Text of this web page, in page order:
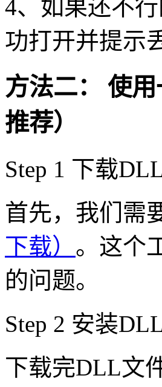
4、如果还不
功打开并提示
方法二： 使
推荐）
Step 1 下载
首先，我们需
下载） 。这个
的问题。
Step 2 安装
下载完DLL文